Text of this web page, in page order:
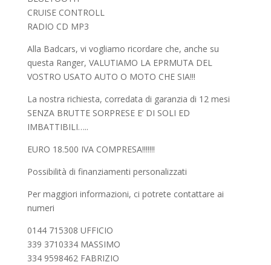
CRUISE CONTROLL
RADIO CD MP3
Alla Badcars, vi vogliamo ricordare che, anche su
questa Ranger, VALUTIAMO LA EPRMUTA DEL
VOSTRO USATO AUTO O MOTO CHE SIA!!!
La nostra richiesta, corredata di garanzia di 12 mesi
SENZA BRUTTE SORPRESE E’ DI SOLI ED
IMBATTIBILI…..
EURO 18.500 IVA COMPRESA!!!!!!!
Possibilità di finanziamenti personalizzati
Per maggiori informazioni, ci potrete contattare ai
numeri
0144 715308 UFFICIO
339 3710334 MASSIMO
334 9598462 FABRIZIO